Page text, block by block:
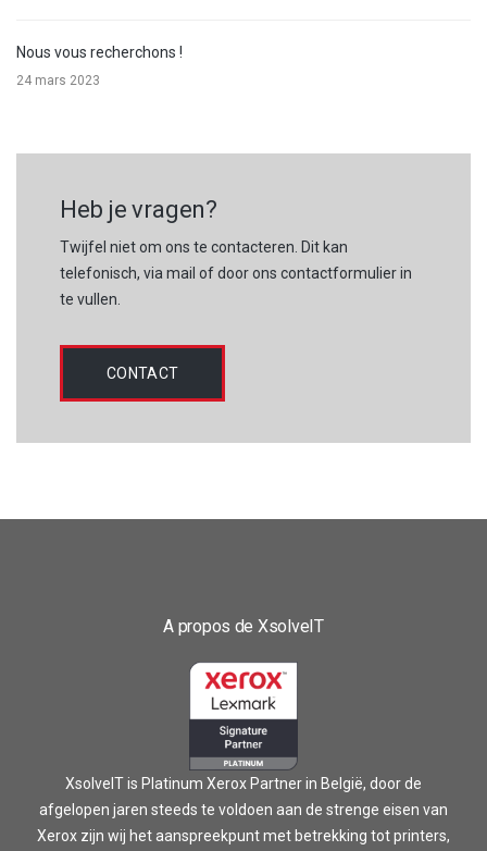
Nous vous recherchons !
24 mars 2023
Heb je vragen?
Twijfel niet om ons te contacteren. Dit kan
telefonisch, via mail of door ons contactformulier in
te vullen.
CONTACT
A propos de XsolveIT
XsolveIT is Platinum Xerox Partner in België, door de
afgelopen jaren steeds te voldoen aan de strenge eisen van
Xerox zijn wij het aanspreekpunt met betrekking tot printers,